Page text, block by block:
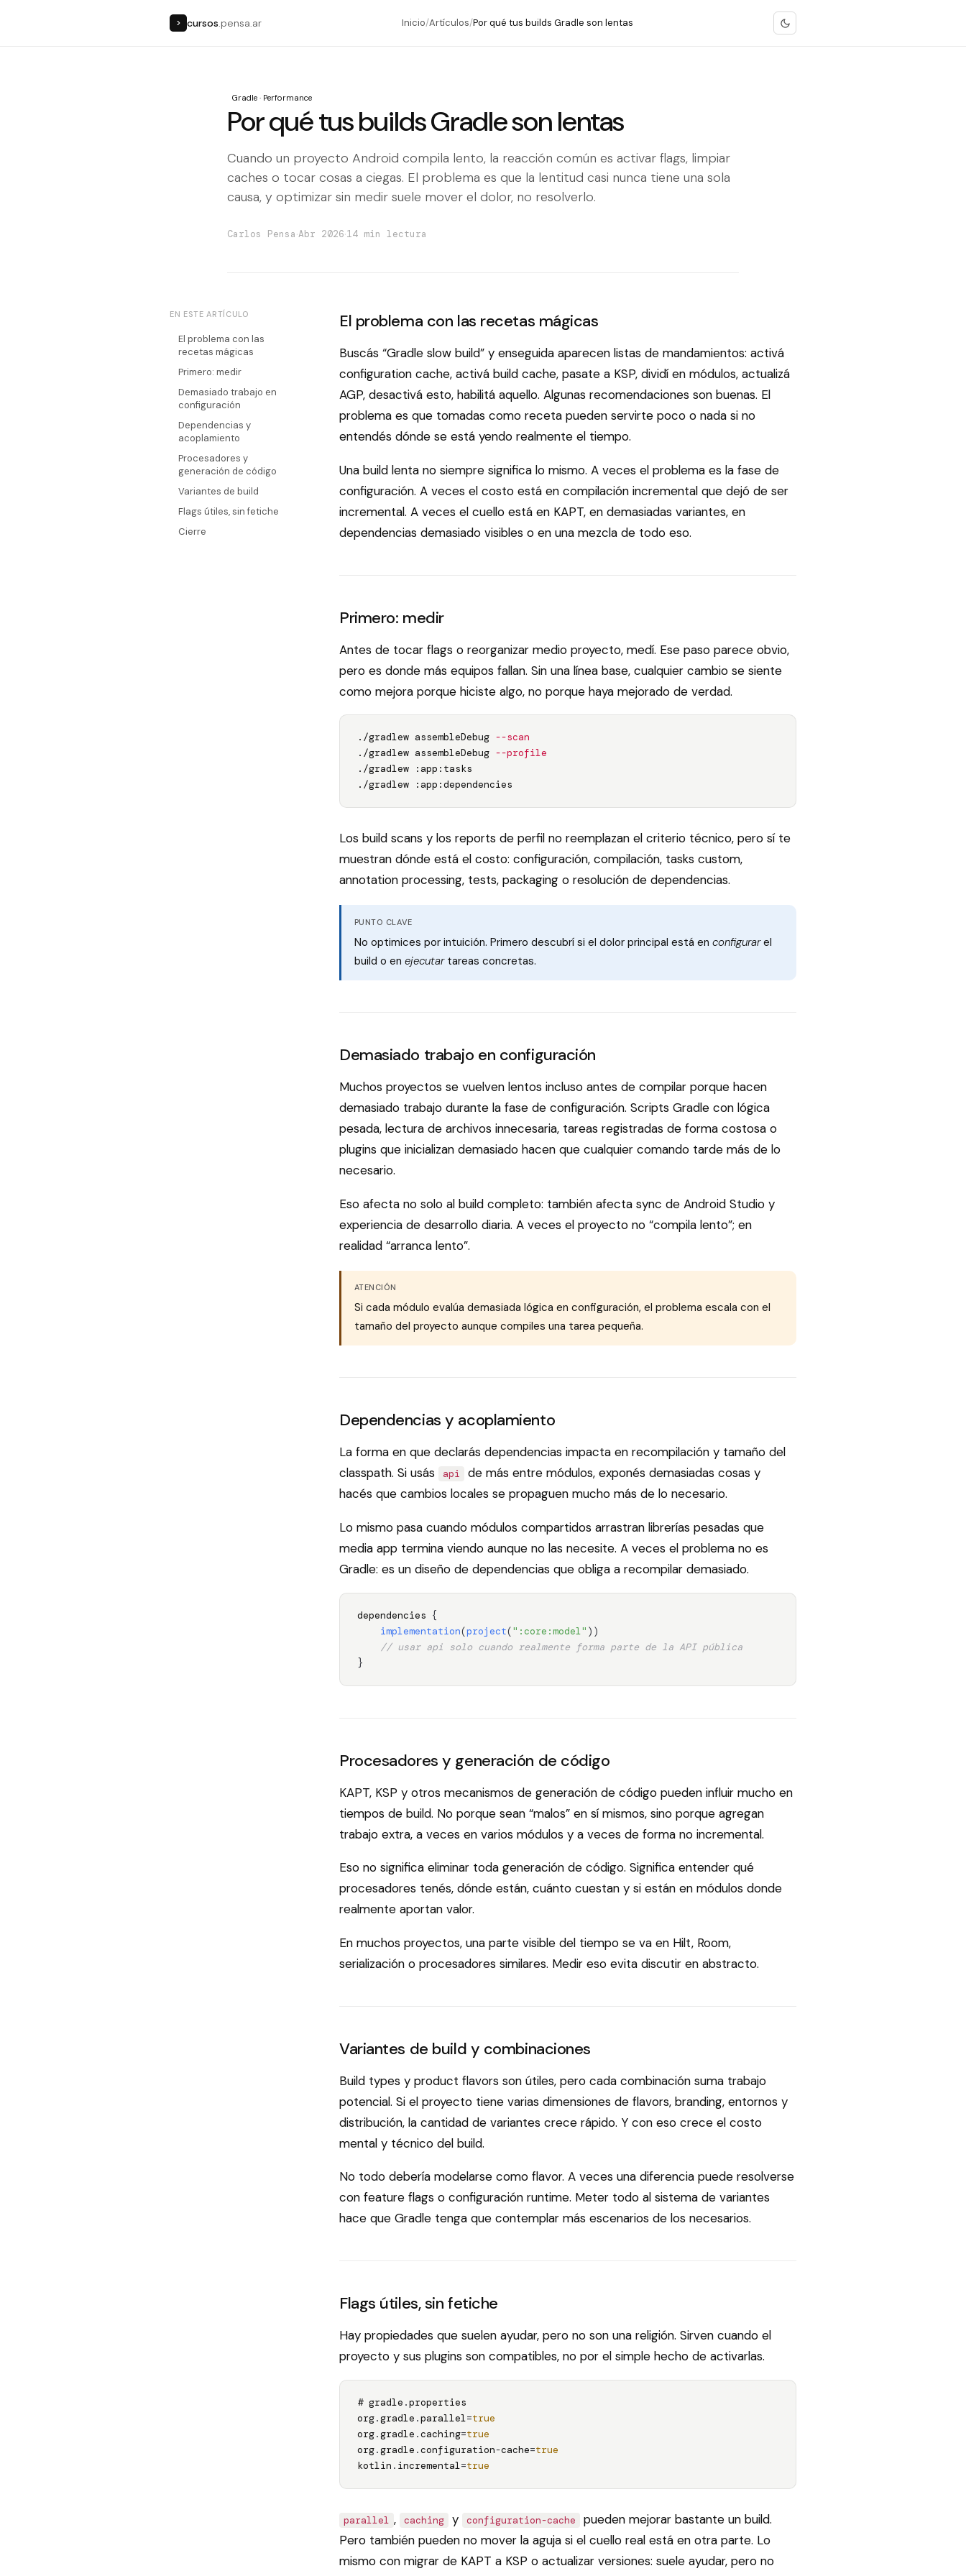
> cursos .pensa.ar Inicio/Artículos/Por qué tus builds Gradle son lentas
Gradle · Performance
Por qué tus builds Gradle son lentas
Cuando un proyecto Android compila lento, la reacción común es activar flags, limpiar
caches o tocar cosas a ciegas. El problema es que la lentitud casi nunca tiene una sola
causa, y optimizar sin medir suele mover el dolor, no resolverlo.
Carlos Pensa·Abr 2026·14 min lectura
EN ESTE ARTÍCULO
El problema con las
recetas mágicas
Primero: medir
Demasiado trabajo en
configuración
Dependencias y
acoplamiento
Procesadores y
generación de código
Variantes de build
Flags útiles, sin fetiche
Cierre
El problema con las recetas mágicas
Buscás “Gradle slow build” y enseguida aparecen listas de mandamientos: activá
configuration cache, activá build cache, pasate a KSP, dividí en módulos, actualizá
AGP, desactivá esto, habilitá aquello. Algunas recomendaciones son buenas. El
problema es que tomadas como receta pueden servirte poco o nada si no
entendés dónde se está yendo realmente el tiempo.
Una build lenta no siempre significa lo mismo. A veces el problema es la fase de
configuración. A veces el costo está en compilación incremental que dejó de ser
incremental. A veces el cuello está en KAPT, en demasiadas variantes, en
dependencias demasiado visibles o en una mezcla de todo eso.
Primero: medir
Antes de tocar flags o reorganizar medio proyecto, medí. Ese paso parece obvio,
pero es donde más equipos fallan. Sin una línea base, cualquier cambio se siente
como mejora porque hiciste algo, no porque haya mejorado de verdad.
./gradlew assembleDebug --scan
./gradlew assembleDebug --profile
./gradlew :app:tasks
./gradlew :app:dependencies
Los build scans y los reports de perfil no reemplazan el criterio técnico, pero sí te
muestran dónde está el costo: configuración, compilación, tasks custom,
annotation processing, tests, packaging o resolución de dependencias.
PUNTO CLAVE
No optimices por intuición. Primero descubrí si el dolor principal está en configurarel
build o en ejecutartareas concretas.
Demasiado trabajo en configuración
Muchos proyectos se vuelven lentos incluso antes de compilar porque hacen
demasiado trabajo durante la fase de configuración. Scripts Gradle con lógica
pesada, lectura de archivos innecesaria, tareas registradas de forma costosa o
plugins que inicializan demasiado hacen que cualquier comando tarde más de lo
necesario.
Eso afecta no solo al build completo: también afecta sync de Android Studio y
experiencia de desarrollo diaria. A veces el proyecto no “compila lento”; en
realidad “arranca lento”.
ATENCIÓN
Si cada módulo evalúa demasiada lógica en configuración, el problema escala con el
tamaño del proyecto aunque compiles una tarea pequeña.
Dependencias y acoplamiento
La forma en que declarás dependencias impacta en recompilación y tamaño del
classpath. Si usás
api
de más entre módulos, exponés demasiadas cosas y
hacés que cambios locales se propaguen mucho más de lo necesario.
Lo mismo pasa cuando módulos compartidos arrastran librerías pesadas que
media app termina viendo aunque no las necesite. A veces el problema no es
Gradle: es un diseño de dependencias que obliga a recompilar demasiado.
dependencies {
implementation(project(":core:model" ) )
// usar api solo cuando realmente forma parte de la API pública
}
Procesadores y generación de código
KAPT, KSP y otros mecanismos de generación de código pueden influir mucho en
tiempos de build. No porque sean “malos” en sí mismos, sino porque agregan
trabajo extra, a veces en varios módulos y a veces de forma no incremental.
Eso no significa eliminar toda generación de código. Significa entender qué
procesadores tenés, dónde están, cuánto cuestan y si están en módulos donde
realmente aportan valor.
En muchos proyectos, una parte visible del tiempo se va en Hilt, Room,
serialización o procesadores similares. Medir eso evita discutir en abstracto.
Variantes de build y combinaciones
Build types y product flavors son útiles, pero cada combinación suma trabajo
potencial. Si el proyecto tiene varias dimensiones de flavors, branding, entornos y
distribución, la cantidad de variantes crece rápido. Y con eso crece el costo
mental y técnico del build.
No todo debería modelarse como flavor. A veces una diferencia puede resolverse
con feature flags o configuración runtime. Meter todo al sistema de variantes
hace que Gradle tenga que contemplar más escenarios de los necesarios.
Flags útiles, sin fetiche
Hay propiedades que suelen ayudar, pero no son una religión. Sirven cuando el
proyecto y sus plugins son compatibles, no por el simple hecho de activarlas.
# gradle .properties
org.gradle .parallel=true
org.gradle .caching=true
org.gradle .configuration-cache=true
kotlin . incremental=true
parallel , caching y configuration-cache
pueden mejorar bastante un build.
Pero también pueden no mover la aguja si el cuello real está en otra parte. Lo
mismo con migrar de KAPT a KSP o actualizar versiones: suele ayudar, pero no